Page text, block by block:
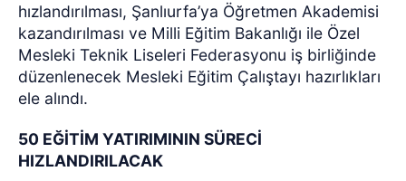
hızlandırılması, Şanlıurfa’ya Öğretmen Akademisi
kazandırılması ve Milli Eğitim Bakanlığı ile Özel
Mesleki Teknik Liseleri Federasyonu iş birliğinde
düzenlenecek Mesleki Eğitim Çalıştayı hazırlıkları
ele alındı.
50 EĞİTİM YATIRIMININ SÜRECİ
HIZLANDIRILACAK